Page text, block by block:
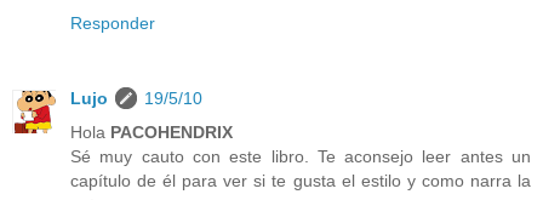
Responder
Lujo
19/5/10
Hola PACOHENDRIX
Sé muy cauto con este libro. Te aconsejo leer antes un
capítulo de él para ver si te gusta el estilo y como narra la